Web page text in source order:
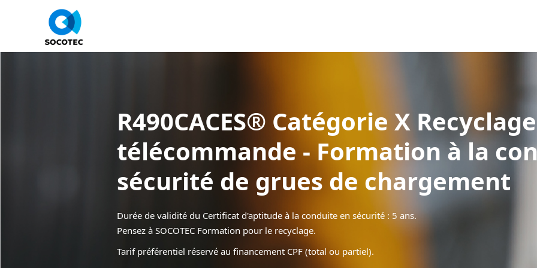
R490CACES® Catégorie X
télécommande - Formation à la
sécurité de grues de chargement
Durée de validité du Certificat d'aptitude à la conduite en sécurité : 5 ans.
Pensez à SOCOTEC Formation pour le recyclage.
Tarif préférentiel réservé au financement CPF (total ou partiel).